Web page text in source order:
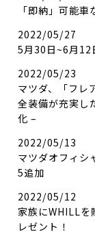
「即納」可能車
2022/05/27
5月30日~6月12
2022/05/23
マツダ、「フレ
全装備が充実し
化 –
2022/05/13
マツダオフィシ
5追加
2022/05/12
家族にWHILL
レゼント！